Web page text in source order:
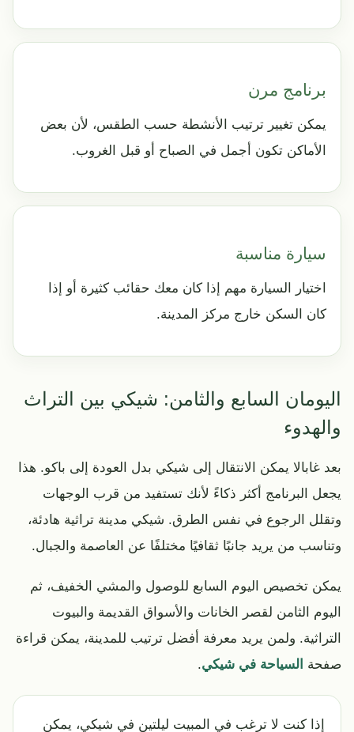
برنامج مرن
يمكن تغيير ترتيب الأنشطة حسب الطقس، لأن بعض
الأماكن تكون أجمل في الصباح أو قبل الغروب.
سيارة مناسبة
اختيار السيارة مهم إذا كان معك حقائب كثيرة أو إذا
كان السكن خارج مركز المدينة.
اليومان السابع والثامن: شيكي بين التراث
والهدوء
بعد غابالا يمكن الانتقال إلى شيكي بدل العودة إلى باكو. هذا
يجعل البرنامج أكثر ذكاءً لأنك تستفيد من قرب الوجهات
وتقلل الرجوع في نفس الطرق. شيكي مدينة تراثية هادئة،
وتناسب من يريد جانبًا ثقافيًا مختلفًا عن العاصمة والجبال.
يمكن تخصيص اليوم السابع للوصول والمشي الخفيف، ثم
اليوم الثامن لقصر الخانات والأسواق القديمة والبيوت
التراثية. ولمن يريد معرفة أفضل ترتيب للمدينة، يمكن قراءة
صفحة السياحة في شيكي.
إذا كنت لا ترغب في المبيت ليلتين في شيكي، يمكن